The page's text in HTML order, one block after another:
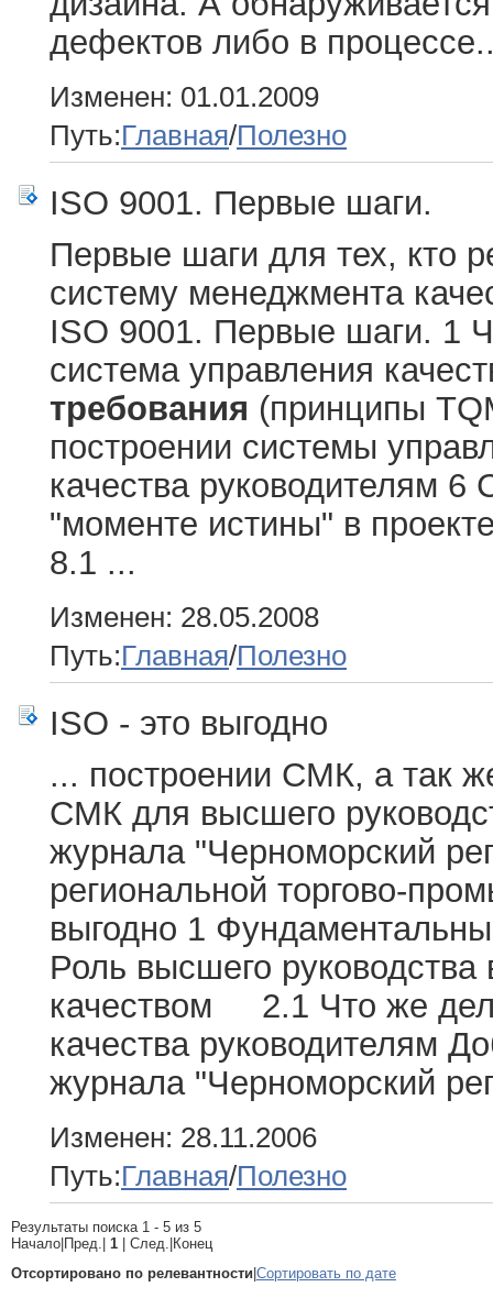
дефектов либо в
Изменен: 01.01.2009
Путь:Главная/Полезно
ISO 9001. Первые шаги.
Первые шаги для тех, кто
систему менеджмента
ISO 9001. Первые шаги. 1
система управления
требования (принципы
построении системы
качества руководителям 6
"моменте истины" в
8.1 ...
Изменен: 28.05.2008
Путь:Главная/Полезно
ISO - это выгодно
... построении СМК, а так
СМК для высшего
журнала "Черноморский
региональной торгово-
выгодно 1
Роль высшего
качеством 2.1 Что же
качества руководителям
журнала "Черноморский
Изменен: 28.11.2006
Путь:Главная/Полезно
Результаты поиска 1 - 5 из 5
Начало|Пред.| 1 | След.|Конец
Отсортировано по релевантности Сортировать по дате